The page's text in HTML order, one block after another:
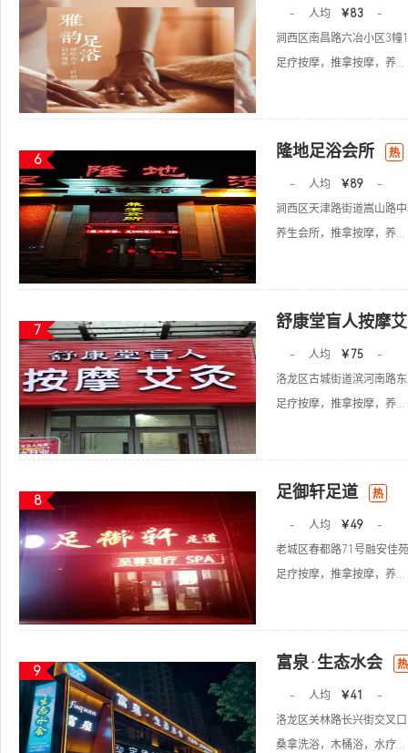
- 人均 ￥83
-
涧西区南昌路六冶小区3幢
足疗按摩，推拿按摩，养...
6 隆地足浴会所 热
- 人均 ￥89
-
涧西区天津路街道嵩山路
养生会所，推拿按摩，养...
7 舒康堂盲人按摩
- 人均 ￥75
-
洛龙区古城街道滨河南路
足疗按摩，推拿按摩，养...
8 足御轩足道 热
- 人均 ￥49
-
老城区春都路71号融安佳
足疗按摩，推拿按摩，养...
9 富泉·生态水会 热
- 人均 ￥41
-
洛龙区关林路长兴街交叉
桑拿洗浴，木桶浴，水疗...